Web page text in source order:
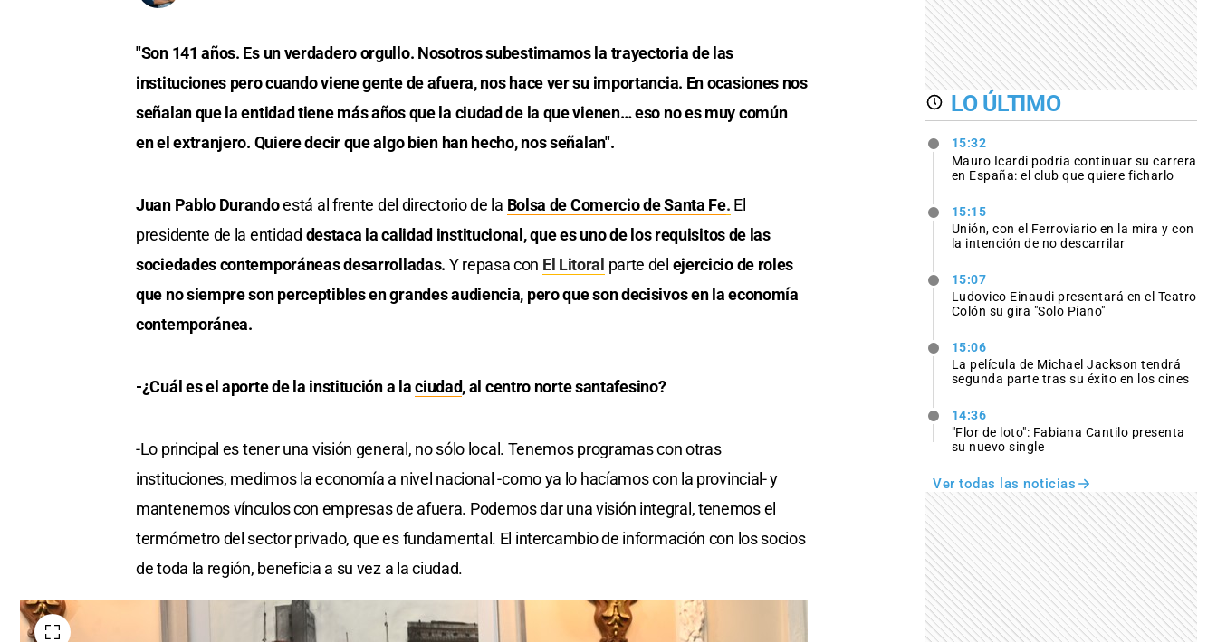
"Son 141 años. Es un verdadero orgullo. Nosotros subestimamos la trayectoria de las
instituciones pero cuando viene gente de afuera, nos hace ver su importancia. En ocasiones nos
señalan que la entidad tiene más años que la ciudad de la que vienen… eso no es muy común
en el extranjero. Quiere decir que algo bien han hecho, nos señalan".
Juan Pablo Durandoestá al frente del directorio de la Bolsa de Comercio de Santa Fe. El
presidente de la entidad destaca la calidad institucional, que es uno de los requisitos de las
sociedades contemporáneas desarrolladas. Y repasa con El Litoral parte del ejercicio de roles
que no siempre son perceptibles en grandes audiencia, pero que son decisivos en la economía
contemporánea.
-¿Cuál es el aporte de la institución a laciudad, al centro norte santafesino?
-Lo principal es tener una visión general, no sólo local. Tenemos programas con otras
instituciones, medimos la economía a nivel nacional -como ya lo hacíamos con la provincial- y
mantenemos vínculos con empresas de afuera. Podemos dar una visión integral, tenemos el
termómetro del sector privado, que es fundamental. El intercambio de información con los socios
de toda la región, beneficia a su vez a la ciudad.
LO ÚLTIMO
15:32
Mauro Icardi podría continuar su carrera
en España: el club que quiere ficharlo
15:15
Unión, con el Ferroviario en la mira y con
la intención de no descarrilar
15:07
Ludovico Einaudi presentará en el Teatro
Colón su gira "Solo Piano"
15:06
La película de Michael Jackson tendrá
segunda parte tras su éxito en los cines
14:36
"Flor de loto": Fabiana Cantilo presenta
su nuevo single
Ver todas las noticias